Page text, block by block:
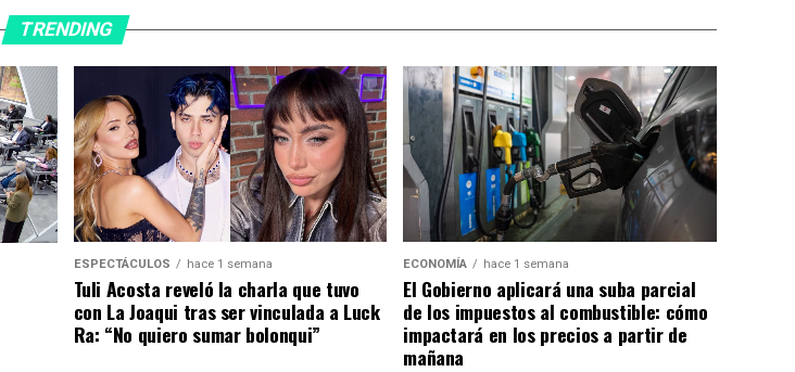
TRENDING
ESPECTÁCULOS hace 1 semana
Tuli Acosta reveló la charla que tuvo
con La Joaqui tras ser vinculada a Luck
Ra: “No quiero sumar bolonqui”
ECONOMÍA hace 1 semana
El Gobierno aplicará una suba parcial
de los impuestos al combustible: cómo
impactará en los precios a partir de
mañana